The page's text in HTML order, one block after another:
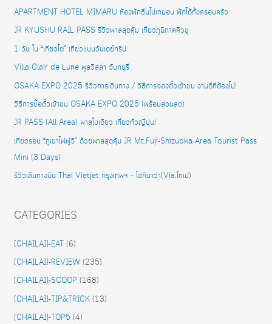
APARTMENT HOTEL MIMARU ห้องพักธีมโปเกมอน พักได้ทั้งครอบครัว
JR KYUSHU RAIL PASS รีวิวพาสสุดคุ้ม เที่ยวภูมิภาคคิวชู
1 วัน ใน “เกียวโต” เที่ยวแบบวันเดย์ทริป
Villa Clair de Lune พูลวิลล่า จันทบุรี
OSAKA EXPO 2025 รีวิวการเดินทาง / วิธีการจองตั๋วเข้าชม งานดีที่ต้องไป!
วิธีการซื้อตั๋วเข้าชม OSAKA EXPO 2025 (พร้อมส่วนลด)
JR PASS (All Area) พาสใบเดียว เที่ยวทั่วญี่ปุ่น!
เที่ยวรอบ “ภูเขาไฟฟูจิ” ด้วยพาสสุดคุ้ม JR Mt.Fuji-Shizuoka Area Tourist Pass
Mini (3 Days)
รีวิวเส้นทางบิน Thai Vietjet กรุงเทพฯ – โอกินาว่า(Via.ไทเป)
CATEGORIES
[CHAILAI]-EAT (6)
[CHAILAI]-REVIEW (235)
[CHAILAI]-SCOOP (168)
[CHAILAI]-TIP&TRICK (13)
[CHAILAI]-TOP5 (4)